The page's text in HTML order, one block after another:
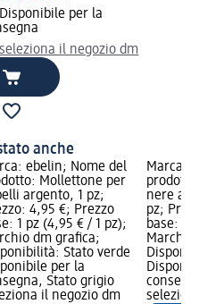
Disponibile per la
seleziona il negozio dm
anche
ebelin; Nome del
Mollettone per
argento, 1 pz;
4,95 €; Prezzo
1 pz (4,95 € / 1 pz);
dm grafica;
Stato verde
per la
Stato grigio
il negozio dm
Marca:
nere
pz;
base:
Marchio